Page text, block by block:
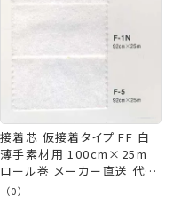
接着芯 仮接着タイプ FF 白
薄手素材用 100cm×25m
ロール巻 メーカー直送 代引
不可 日時指定不可 バイリー
（0）